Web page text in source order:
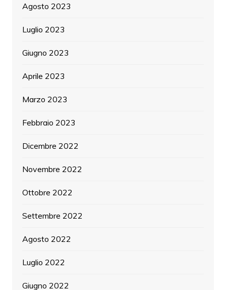
Agosto 2023
Luglio 2023
Giugno 2023
Aprile 2023
Marzo 2023
Febbraio 2023
Dicembre 2022
Novembre 2022
Ottobre 2022
Settembre 2022
Agosto 2022
Luglio 2022
Giugno 2022